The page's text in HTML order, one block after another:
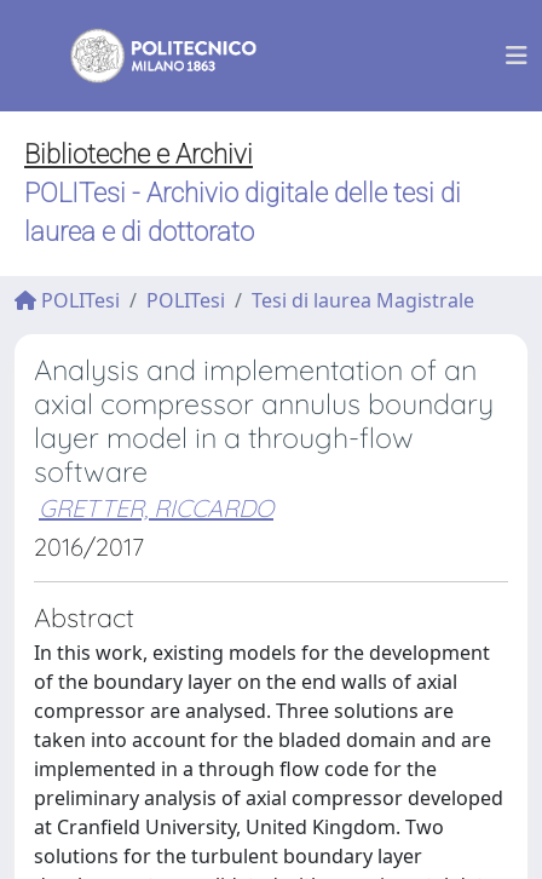
Biblioteche e Archivi
POLITesi - Archivio digitale delle tesi di
laurea e di dottorato
POLITesi POLITesi Tesi di laurea Magistrale
Analysis and implementation of an
axial compressor annulus boundary
layer model in a through-flow
software
GRETTER, RICCARDO
2016/2017
Abstract
In this work, existing models for the development
of the boundary layer on the end walls of axial
compressor are analysed. Three solutions are
taken into account for the bladed domain and are
implemented in a through flow code for the
preliminary analysis of axial compressor developed
at Cranfield University, United Kingdom. Two
solutions for the turbulent boundary layer